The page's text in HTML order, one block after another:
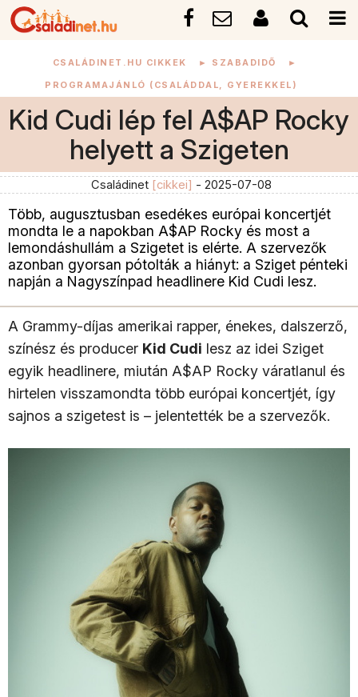
CSALÁDINET.HU CIKKEK ► SZABADIDŐ ►
PROGRAMAJÁNLÓ (CSALÁDDAL, GYEREKKEL)
Kid Cudi lép fel A$AP Rocky
helyett a Szigeten
Családinet [cikkei] - 2025-07-08
Több, augusztusban esedékes európai koncertjét
mondta le a napokban A$AP Rocky és most a
lemondáshullám a Szigetet is elérte. A szervezők
azonban gyorsan pótolták a hiányt: a Sziget pénteki
napján a Nagyszínpad headlinere Kid Cudi lesz.
A Grammy-díjas amerikai rapper, énekes, dalszerző,
színész és producer Kid Cudi lesz az idei Sziget
egyik headlinere, miután A$AP Rocky váratlanul és
hirtelen visszamondta több európai koncertjét, így
sajnos a szigetest is – jelentették be a szervezők.